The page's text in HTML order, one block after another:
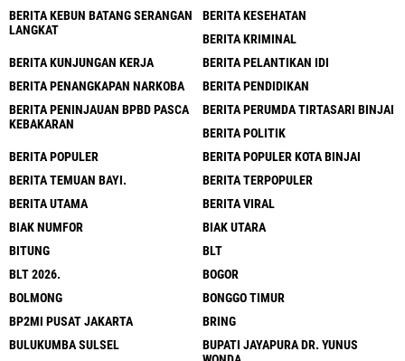
BERITA KEBUN BATANG SERANGAN
LANGKAT
BERITA KESEHATAN
BERITA KRIMINAL
BERITA KUNJUNGAN KERJA
BERITA PELANTIKAN IDI
BERITA PENANGKAPAN NARKOBA
BERITA PENDIDIKAN
BERITA PENINJAUAN BPBD PASCA
KEBAKARAN
BERITA PERUMDA TIRTASARI BINJAI
BERITA POLITIK
BERITA POPULER
BERITA POPULER KOTA BINJAI
BERITA TEMUAN BAYI.
BERITA TERPOPULER
BERITA UTAMA
BERITA VIRAL
BIAK NUMFOR
BIAK UTARA
BITUNG
BLT
BLT 2026.
BOGOR
BOLMONG
BONGGO TIMUR
BP2MI PUSAT JAKARTA
BRING
BULUKUMBA SULSEL
BUPATI JAYAPURA DR. YUNUS